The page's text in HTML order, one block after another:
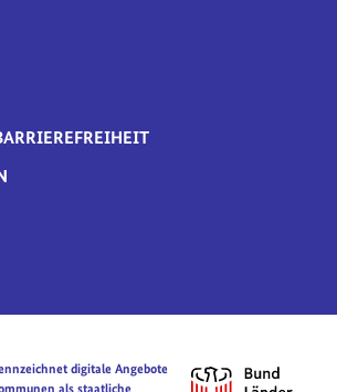
FUSSBEREICH
digitale Angebote